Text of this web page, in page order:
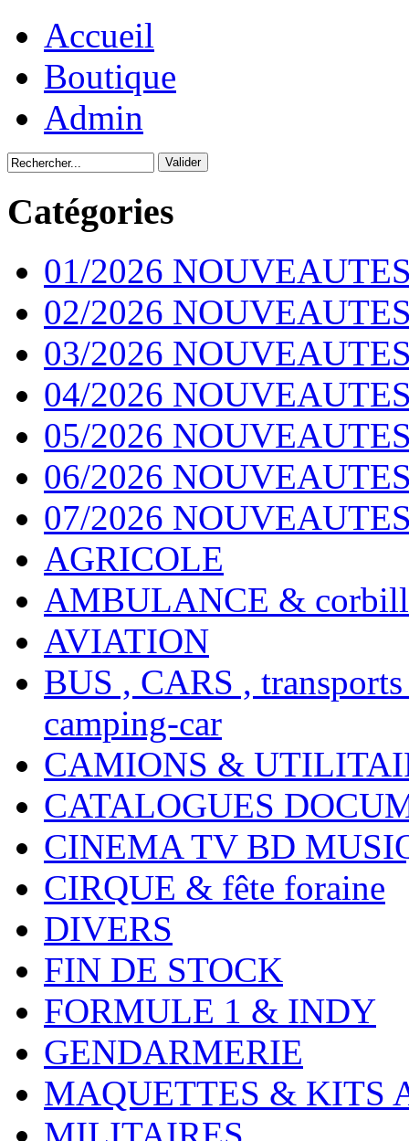
Accueil
Boutique
Admin
Catégories
01/2026
02/2026
03/2026
04/2026
05/2026
06/2026
07/2026
AGRICOLE
AMBULANCE &
AVIATION
BUS , CARS ,
camping-car
CAMIONS &
CATALOGUES
CINEMA TV BD
CIRQUE & fête foraine
DIVERS
FIN DE STOCK
FORMULE 1 & INDY
GENDARMERIE
MAQUETTES & KITS